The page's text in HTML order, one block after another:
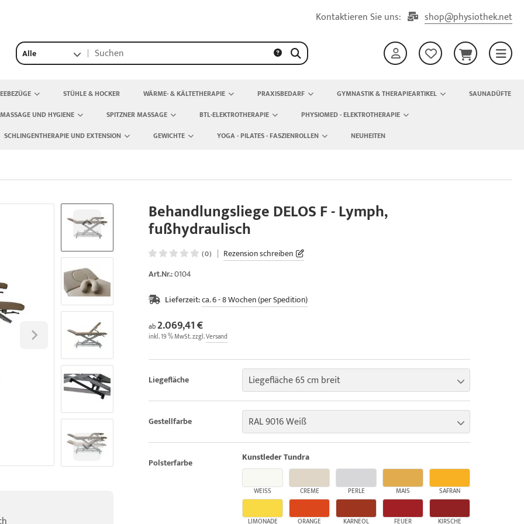
Kontaktieren Sie uns: shop@physiothek.net
Alle
STÜHLE & HOCKER WÄRME- & KÄLTETHERAPIE PRAXISBEDARF GYMNASTIK & THERAPIEARTIKEL
SAUNADÜFTE
UND HYGIENE SPITZNER MASSAGE BTL-ELEKTROTHERAPIE
PHYSIOMED - ELEKTROTHERAPIE
SCHLINGENTHERAPIE UND EXTENSION GEWICHTE YOGA - PILATES - FASZIENROLLEN NEUHEITEN
Behandlungsliege DELOS F - Lymph,
fußhydraulisch
(0) | Rezension schreiben
Art.Nr.:0104
Lieferzeit:ca. 6 - 8 Wochen (per Spedition)
ab2.069,41 €
inkl. 19 % MwSt. zzgl.Versand
Liegefläche Liegefläche 65 cm breit
Gestellfarbe RAL 9016 Weiß
Polsterfarbe Kunstleder Tundra
WEISS CREME PERLE MAIS SAFRAN
LIMONADE ORANGE KARNEOL FEUER KIRSCHE